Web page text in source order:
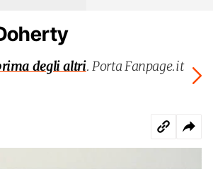
degli altri. Porta Fanpage.it